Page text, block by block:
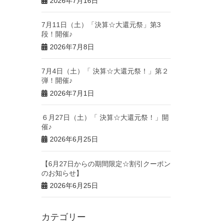
7月11日（土）「決算☆大還元祭」第3
段！開催♪
2026年7月8日
7月4日（土）「 決算☆大還元祭！」第２
弾！開催♪
2026年7月1日
６月27日（土）「 決算☆大還元祭！」開
催♪
2026年6月25日
【6月27日からの期間限定☆割引クーポン
のお知らせ】
2026年6月25日
カテゴリー